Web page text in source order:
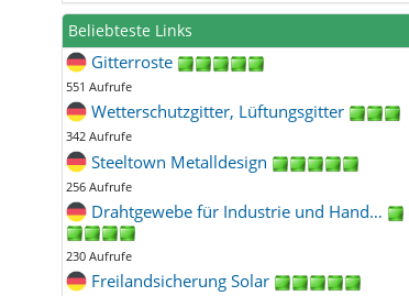
Beliebteste Links
Gitterroste
551 Aufrufe
Wetterschutzgitter, Lüftungsgitter
342 Aufrufe
Steeltown Metalldesign
256 Aufrufe
Drahtgewebe für Industrie und Hand…
230 Aufrufe
Freilandsicherung Solar